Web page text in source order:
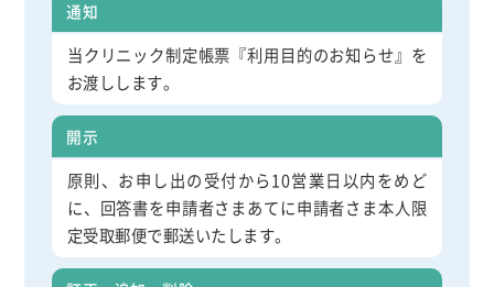
通知
当クリニック制定帳票『利用目的のお知らせ』を
お渡しします。
開示
原則、お申し出の受付から10営業日以内をめど
に、回答書を申請者さまあてに申請者さま本人限
定受取郵便で郵送いたします。